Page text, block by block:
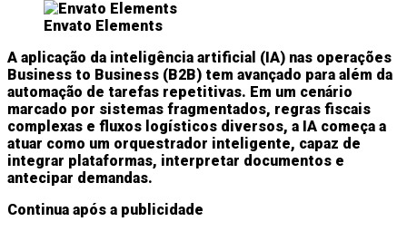
Envato Elements
A aplicação da inteligência artificial (IA) nas operações
Business to Business (B2B) tem avançado para além da
automação de tarefas repetitivas. Em um cenário
marcado por sistemas fragmentados, regras fiscais
complexas e fluxos logísticos diversos, a IA começa a
atuar como um orquestrador inteligente, capaz de
integrar plataformas, interpretar documentos e
antecipar demandas.
Continua após a publicidade